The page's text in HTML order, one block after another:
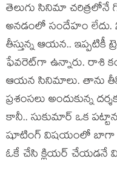
తెలుగు సినిమా చరిత్రలోనే
అనడంలో సందేహం లేదు.
తీస్తున్న ఆయన.. ఇప్పటికీ
ఫేవరెట్‌గా ఉన్నారు. రాశి
ఆయన సినిమాలు. తాను
ప్రశంసలు అందుకున్న
కానీ.. సుకుమార్ ఒక
షూటింగ్ విషయంలో బాగా
ఓకే చేసి క్లియర్ చేయడనే